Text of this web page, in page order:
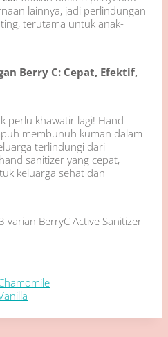
lainnya, jadi perlindungan
terutama untuk anak-
Berry C: Cepat, Efektif,
perlu khawatir lagi! Hand
membunuh kuman dalam
terlindungi dari
sanitizer yang cepat,
keluarga sehat dan
BerryC Active Sanitizer